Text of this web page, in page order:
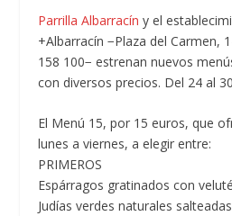
Parrilla Albarracín y el
+Albarracín −Plaza del Carmen,
158 100− estrenan nuevos
con diversos precios. Del 24 al
El Menú 15, por 15 euros,que
lunes a viernes, a elegir entre:
PRIMEROS
Espárragos gratinados con
Judías verdes naturales